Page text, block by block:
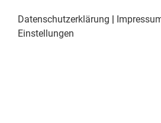
Datenschutzerklärung
Einstellungen